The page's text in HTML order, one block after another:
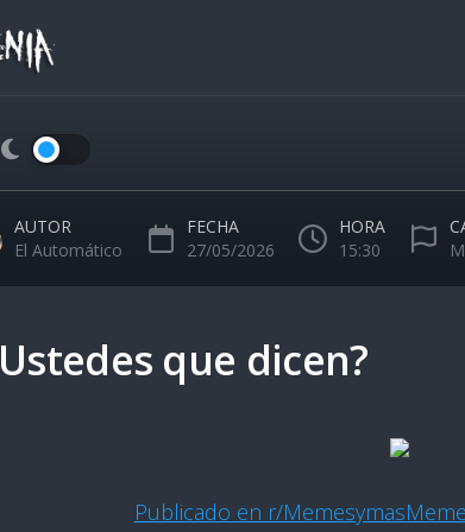
AUTOR
El Automático
FECHA
27/05/2026
HORA
15:30
Ustedes que dicen?
Publicado en r/